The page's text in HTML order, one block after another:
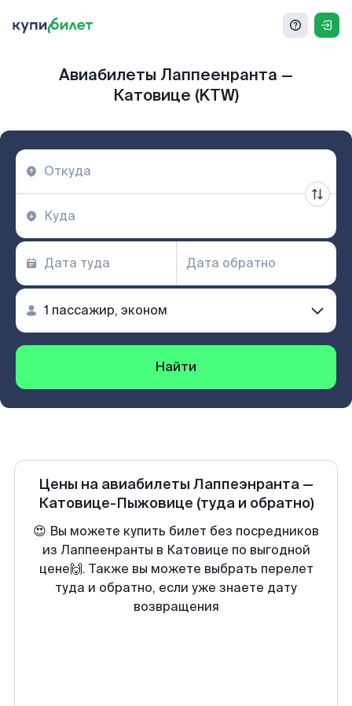
Авиабилеты Лаппеенранта —
Катовице (KTW)
Найти
Цены на авиабилеты Лаппеэнранта —
Катовице-Пыжовице (туда и обратно)
😍 Вы можете купить билет без посредников
из Лаппеенранты в Катовице по выгодной
цене🙌. Также вы можете выбрать перелет
туда и обратно, если уже знаете дату
возвращения